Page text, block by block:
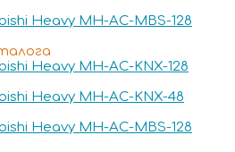
Heavy MH-AC-MBS-128
Heavy MH-AC-KNX-128
Heavy MH-AC-KNX-48
Heavy MH-AC-MBS-128